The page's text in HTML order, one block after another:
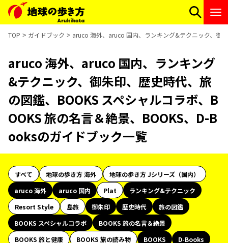
TOP ガイドブック aruco 海外、aruco 国内、ランキング&テクニック、御
aruco 海外、aruco 国内、ランキング
&テクニック、御朱印、歴史時代、旅
の図鑑、BOOKS スペシャルコラボ、B
OOKS 旅の名言＆絶景、BOOKS、D-B
ooksのガイドブック一覧
すべて 地球の歩き方 海外
地球の歩き方 Jシリーズ（国内）
aruco 海外
aruco 国内 Plat
ランキング&テクニック
Resort Style
島旅 御朱印 歴史時代
旅の図鑑
BOOKS スペシャルコラボ
BOOKS 旅の名言＆絶景
BOOKS 旅と健康
BOOKS 旅の読み物 BOOKS
D-Books